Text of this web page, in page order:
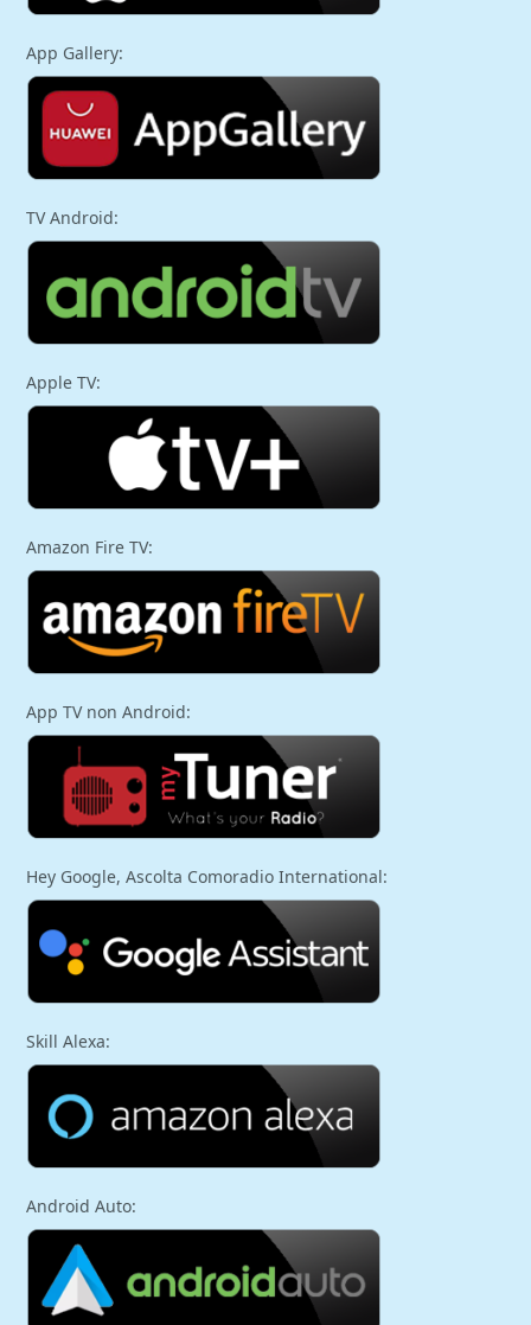
App Gallery:
TV Android:
Apple TV:
Amazon Fire TV:
App TV non Android:
Hey Google, Ascolta Comoradio International:
Skill Alexa:
Android Auto: